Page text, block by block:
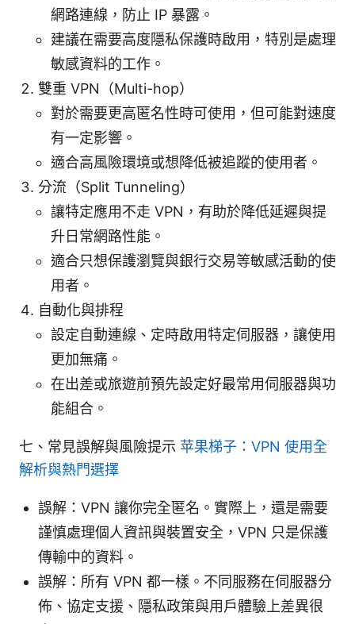
網路連線，防止 IP 暴露。
建議在需要高度隱私保護時啟用，特別是處理
敏感資料的工作。
雙重 VPN（Multi-hop）
對於需要更高匿名性時可使用，但可能對速度
有一定影響。
適合高風險環境或想降低被追蹤的使用者。
分流（Split Tunneling）
讓特定應用不走 VPN，有助於降低延遲與提
升日常網路性能。
適合只想保護瀏覽與銀行交易等敏感活動的使
用者。
自動化與排程
設定自動連線、定時啟用特定伺服器，讓使用
更加無痛。
在出差或旅遊前預先設定好最常用伺服器與功
能組合。
七、常見誤解與風險提示 苹果梯子：VPN 使用全
解析與熱門選擇
誤解：VPN 讓你完全匿名。實際上，還是需要
謹慎處理個人資訊與裝置安全，VPN 只是保護
傳輸中的資料。
誤解：所有 VPN 都一樣。不同服務在伺服器分
佈、協定支援、隱私政策與用戶體驗上差異很